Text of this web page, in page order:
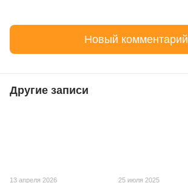
Новый комментарий
Другие записи
13 апреля 2026 25 июля 2025